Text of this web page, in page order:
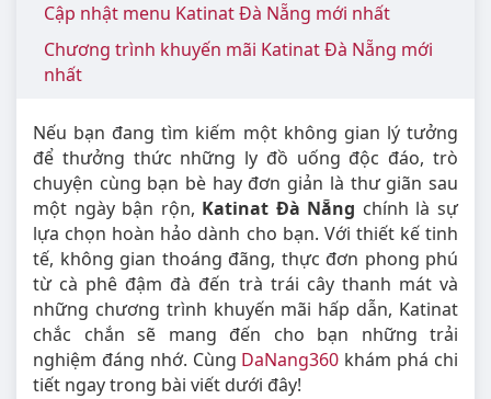
Cập nhật menu Katinat Đà Nẵng mới nhất
Chương trình khuyến mãi Katinat Đà Nẵng mới
nhất
Nếu bạn đang tìm kiếm một không gian lý tưởng
để thưởng thức những ly đồ uống độc đáo, trò
chuyện cùng bạn bè hay đơn giản là thư giãn sau
một ngày bận rộn, Katinat Đà Nẵng chính là sự
lựa chọn hoàn hảo dành cho bạn. Với thiết kế tinh
tế, không gian thoáng đãng, thực đơn phong phú
từ cà phê đậm đà đến trà trái cây thanh mát và
những chương trình khuyến mãi hấp dẫn, Katinat
chắc chắn sẽ mang đến cho bạn những trải
nghiệm đáng nhớ. Cùng DaNang360 khám phá chi
tiết ngay trong bài viết dưới đây!